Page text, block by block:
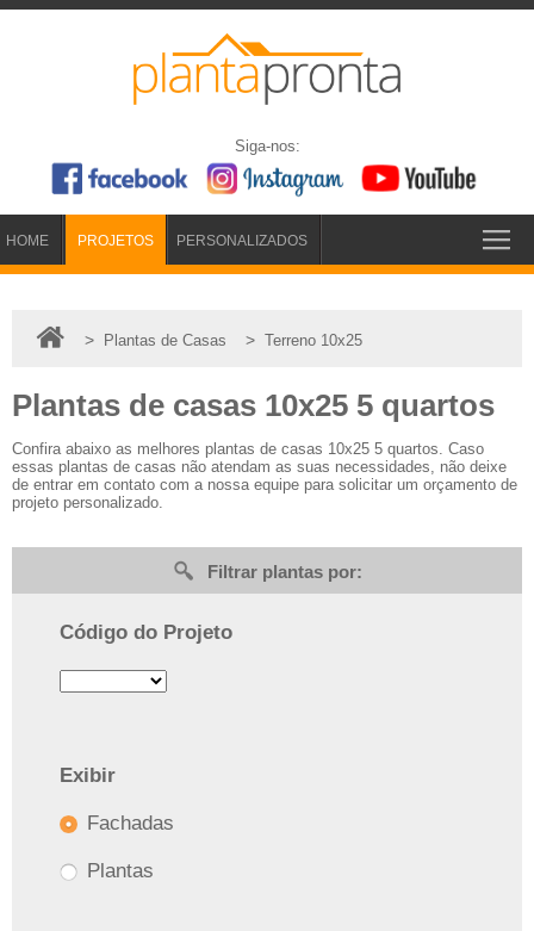
Siga-nos:
HOME PROJETOS PERSONALIZADOS
> Plantas de Casas > Terreno 10x25
Plantas de casas 10x25 5 quartos
Confira abaixo as melhores plantas de casas 10x25 5 quartos. Caso
essas plantas de casas não atendam as suas necessidades, não deixe
de entrar em contato com a nossa equipe para solicitar um orçamento de
projeto personalizado.
Filtrar plantas por:
Código do Projeto
Exibir
Fachadas
Plantas